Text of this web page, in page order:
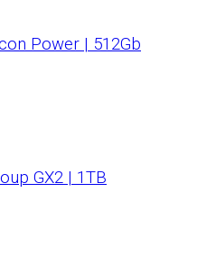
Power | 512Gb
GX2 | 1TB